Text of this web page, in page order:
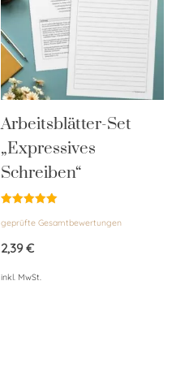
Arbeitsblätter-Set
„Expressives
Schreiben“
mit
von 5
geprüfte Gesamtbewertungen
2,39€
inkl. MwSt.